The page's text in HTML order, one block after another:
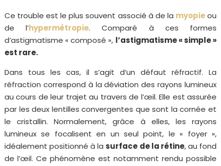
Ce trouble est le plus souvent associé à de la myopieou
de l’hypermétropie. Comparé à ces formes
d’astigmatisme « composé », l’astigmatisme « simple »
est rare.
Dans tous les cas, il s’agit d’un défaut réfractif. La
réfraction correspond à la déviation des rayons lumineux
au cours de leur trajet au travers de l’œil. Elle est assurée
par les deux lentilles convergentes que sont la cornée et
le cristallin. Normalement, grâce à elles, les rayons
lumineux se focalisent en un seul point, le « foyer »,
idéalement positionné à lasurface de la rétine, au fond
de l’œil. Ce phénomène est notamment rendu possible